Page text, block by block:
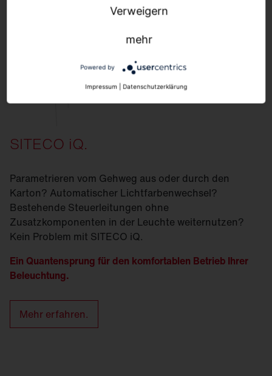
SITECO iQ.
Parametrieren vom Gehweg aus oder durch den
Karton? Automatischer Lichtfarbenwechsel?
Bestehende Steuerleitungen ohne
Zusatzkomponenten in der Leuchte weiternutzen?
Kein Problem mit SITECO iQ.
Ein Quantensprung für den komfortablen Betrieb Ihrer
Beleuchtung.
Mehr erfahren.
Verweigern
mehr
Powered by
Impressum Datenschutzerklärung